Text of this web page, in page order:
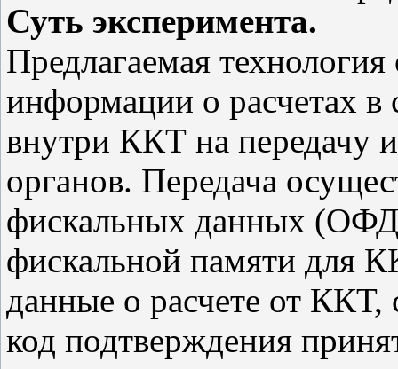
Суть эксперимента.
Предлагаемая
информации о расчетах в
внутри ККТ на передачу
органов. Передача
фискальных данных
фискальной памяти для
данные о расчете от ККТ,
код подтверждения